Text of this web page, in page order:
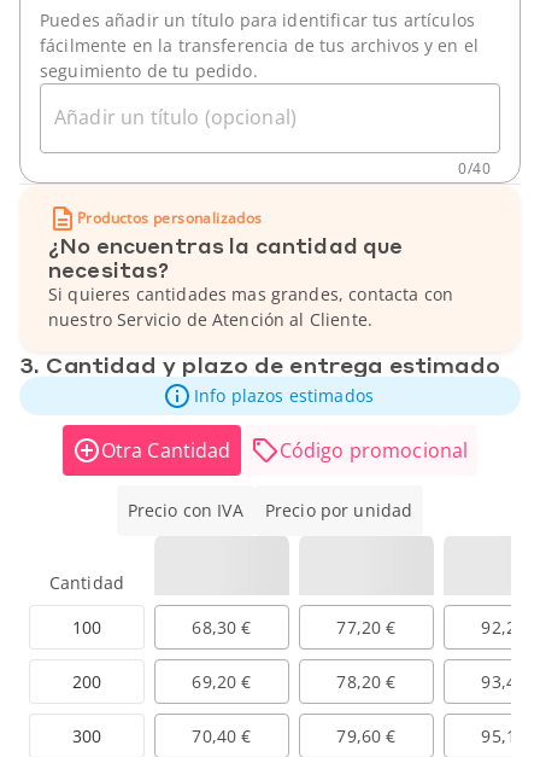
Puedes añadir un título para identificar tus artículos
fácilmente en la transferencia de tus archivos y en el
seguimiento de tu pedido.
Añadir un título (opcional)
0/40
Productos personalizados
¿No encuentras la cantidad que
necesitas?
Si quieres cantidades mas grandes, contacta con
nuestro Servicio de Atención al Cliente.
3. Cantidad y plazo de entrega estimado
Info plazos estimados
Otra Cantidad Código promocional
Precio con IVA Precio por unidad
Cantidad
100
200
300
68,30 € 77,20 € 92,20 €
69,20 € 78,20 € 93,40 €
70,40 € 79,60 € 95,10 €